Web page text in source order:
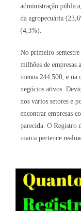
administração
da agropecuária
(4,3%).
No primeiro
milhões de empresas
menos 244.500, e na
negócios ativos.
nos vários setores e
encontrar empresas
parecida. O Registro
marca pertence